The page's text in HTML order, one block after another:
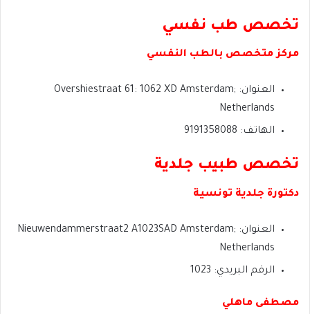
تخصص طب نفسي
مركز متخصص بالطب النفسي
العنوان: Overshiestraat 61: 1062 XD Amsterdam;
Netherlands
الهاتف: 9191358088
تخصص طبيب جلدية
دكتورة جلدية تونسية
العنوان: Nieuwendammerstraat2 A1023SAD Amsterdam;
Netherlands
الرقم البريدي: 1023
مصطفى ماهلي